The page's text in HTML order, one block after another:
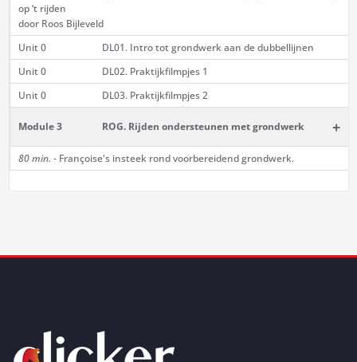
op ‘t rijden
door Roos Bijleveld
Unit 0
DL01. Intro tot grondwerk aan de dubbellijnen
Unit 0
DL02. Praktijkfilmpjes 1
Unit 0
DL03. Praktijkfilmpjes 2
Module 3 ROG. Rijden ondersteunen met grondwerk +
80 min. -Françoise's insteek rond voorbereidend grondwerk.